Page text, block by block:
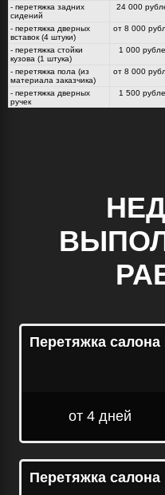
- перетяжка задних
сидений
24 000
- перетяжка дверных
вставок (4 штуки)
от 8 000
- перетяжка стойки
кузова (1 штука)
1 000
- перетяжка пола (из
материала заказчика)
от 8 000
- перетяжка дверных
ручек
1 500
Перетяжка салона
от 4 дней
Перетяжка